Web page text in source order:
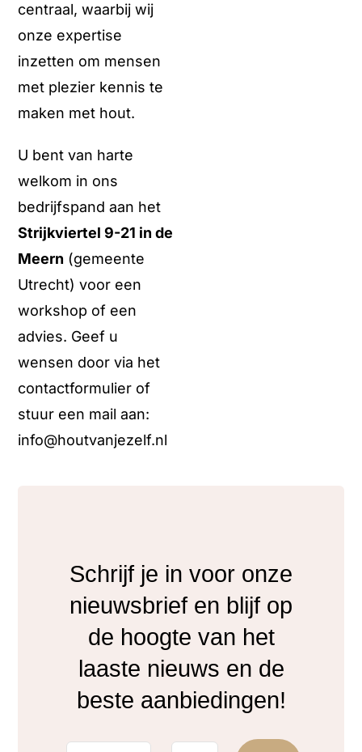
centraal, waarbij wij
onze expertise
inzetten om mensen
met plezier kennis te
maken met hout.
U bent van harte
welkom in ons
bedrijfspand aan het
Strijkviertel 9-21 in de
Meern (gemeente
Utrecht) voor een
workshop of een
advies. Geef u
wensen door via het
contactformulier of
stuur een mail aan:
info@houtvanjezelf.nl
Schrijf je in voor onze
nieuwsbrief en blijf op
de hoogte van het
laaste nieuws en de
beste aanbiedingen!